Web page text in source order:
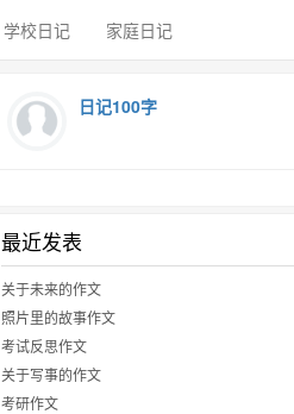
学校日记 家庭日记
日记100字
最近发表
关于未来的作文
照片里的故事作文
考试反思作文
关于写事的作文
考研作文